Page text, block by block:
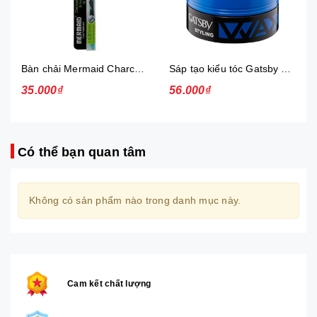
Bàn chải Mermaid Charcoal Gold
35.000₫
Sáp tạo kiểu tóc Gatsby Messi Layer Hard & Free 75g
56.000₫
Có thể bạn quan tâm
Không có sản phẩm nào trong danh mục này.
Cam kết chất lượng